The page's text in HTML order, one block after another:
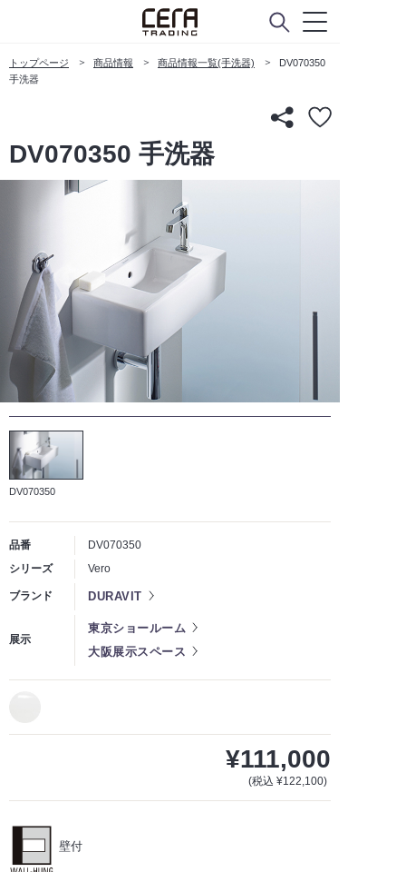
トップページ 商品情報 商品情報一覧(手洗器)
DV070350
手洗器
DV070350 手洗器
DV070350
品番
DV070350
シリーズ
Vero
ブランド DURAVIT
展示
東京ショールーム
大阪展示スペース
¥111,000
(税込 ¥122,100)
壁付